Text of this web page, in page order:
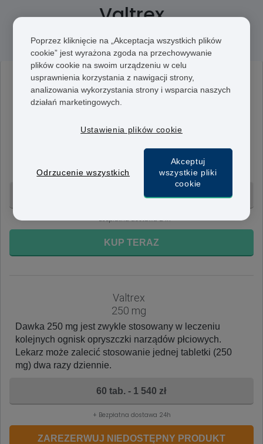
Valtrex
Valaciclovir
Valtrex
500 mg
pierwszego wystąpienia objawów opryszczki narządów
płciowych lub jeśli używasz tego zabiegu w celu
zapobiegawczym. Stosuj zgodnie z zaleceniami
10 tab. - 524 zł
+ Bezpłatna dostawa 24h
KUP TERAZ
Valtrex
250 mg
Dawka 250 mg jest zwykle stosowany w leczeniu
kolejnych ognisk opryszczki narządów płciowych.
Lekarz może zalecić stosowanie jednej tabletki (250
mg) dwa razy dziennie.
60 tab. - 1 540 zł
+ Bezpłatna dostawa 24h
ZAREZERWUJ NIEDOSTĘPNY PRODUKT
Poprzez kliknięcie na „Akceptacja wszystkich plików
cookie” jest wyrażona zgoda na przechowywanie
plików cookie na swoim urządzeniu w celu
usprawnienia korzystania z nawigacji strony,
analizowania wykorzystania strony i wsparcia naszych
działań marketingowych.
Ustawienia plików cookie
Odrzucenie wszystkich
Akceptuj
wszystkie pliki
cookie